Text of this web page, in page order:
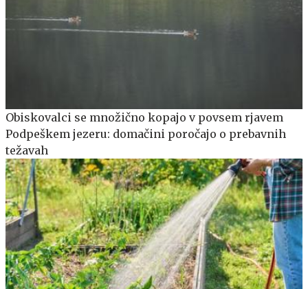
Obiskovalci se množično kopajo v povsem rjavem
Podpeškem jezeru: domačini poročajo o prebavnih
težavah